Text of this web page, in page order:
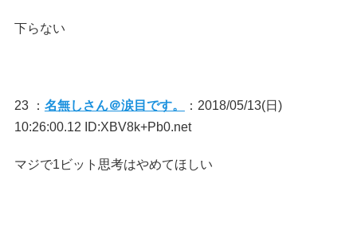
下らない
23 ： 名無しさん＠涙目です。
：2018/05/13(日)
10:26:00.12 ID:XBV8k+Pb0.net
マジで1ビット思考はやめてほしい